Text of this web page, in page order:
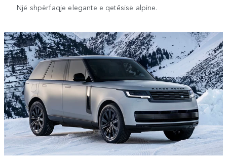
Një shpërfaqje elegante e qetësisë alpine.